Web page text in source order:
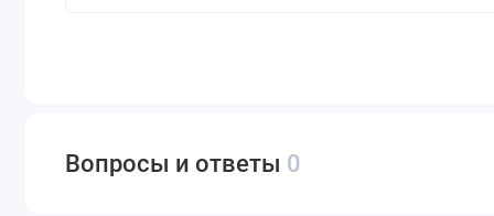
Вопросы и ответы 0